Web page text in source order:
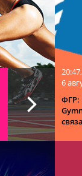
20:47,
6
ФГР: